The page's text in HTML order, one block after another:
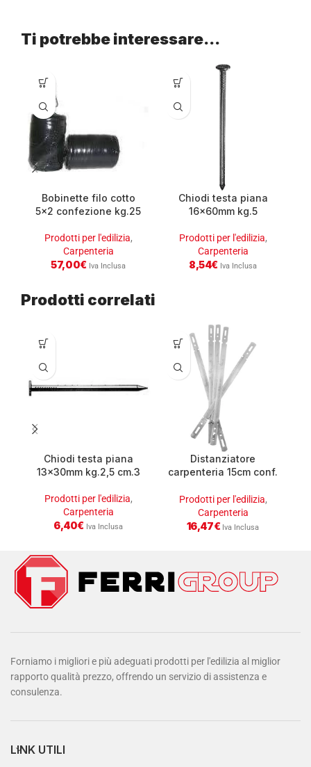
Ti potrebbe interessare…
Bobinette filo cotto
5×2 confezione kg.25
Prodotti per l'edilizia,
Carpenteria
57,00€ Iva Inclusa
Chiodi testa piana
16x60mm kg.5
Prodotti per l'edilizia,
Carpenteria
8,54€ Iva Inclusa
Prodotti correlati
Chiodi testa piana
13x30mm kg.2,5 cm.3
Prodotti per l'edilizia,
Carpenteria
6,40€ Iva Inclusa
Distanziatore
carpenteria 15cm conf.
Prodotti per l'edilizia,
Carpenteria
16,47€ Iva Inclusa
Forniamo i migliori e più adeguati prodotti per l'edilizia al miglior
rapporto qualità prezzo, offrendo un servizio di assistenza e
consulenza.
LINK UTILI